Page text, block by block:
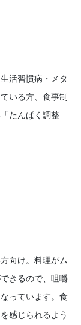
活習慣病・メタ
いる方、食事制
たんぱく調整
向け。料理がム
きるので、咀嚼
っています。食
感じられるよう